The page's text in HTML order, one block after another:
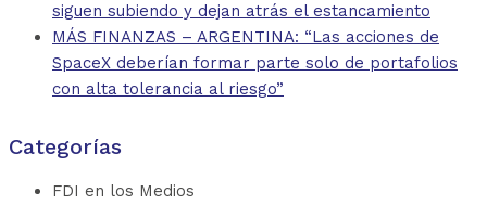
siguen subiendo y dejan atrás el estancamiento
MÁS FINANZAS – ARGENTINA: “Las acciones de
SpaceX deberían formar parte solo de portafolios
con alta tolerancia al riesgo”
Categorías
FDI en los Medios